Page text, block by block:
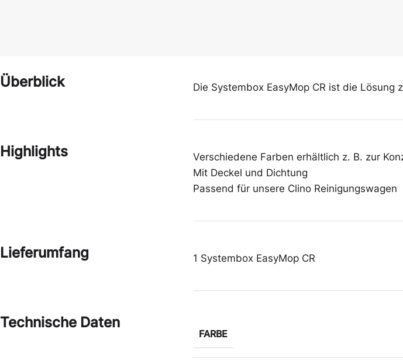
Gehörschutz
Mehrweg-
Bekleidung
Überblick Die Systembox EasyMop CR ist die Lösung
Highlights
Verschiedene Farben erhältlich z. B. zur
Mit Deckel und Dichtung
Passend für unsere Clino Reinigungswagen
Lieferumfang 1 Systembox EasyMop CR
Technische Daten
FARBE